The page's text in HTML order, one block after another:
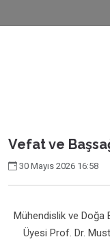
Vefat ve
30 Mayıs 2026 16:58
Mühendislik ve Doğa
Üyesi Prof. Dr.